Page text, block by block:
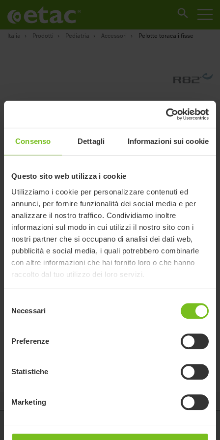
Consenso Dettagli Informazioni sui cookie
Questo sito web utilizza i cookie
Utilizziamo i cookie per personalizzare contenuti ed
annunci, per fornire funzionalità dei social media e per
analizzare il nostro traffico. Condividiamo inoltre
informazioni sul modo in cui utilizzi il nostro sito con i
nostri partner che si occupano di analisi dei dati web,
pubblicità e social media, i quali potrebbero combinarle
con altre informazioni che hai fornito loro o che hanno
raccolto dal tuo utilizzo dei loro servizi.
delNecessari
Preferenze
Statistiche
Marketing
Italia Prodotti Pediatria Accessori Pelotte toracali fisse
Assistenza /supporto
fisse (fuori produzione)
Etac